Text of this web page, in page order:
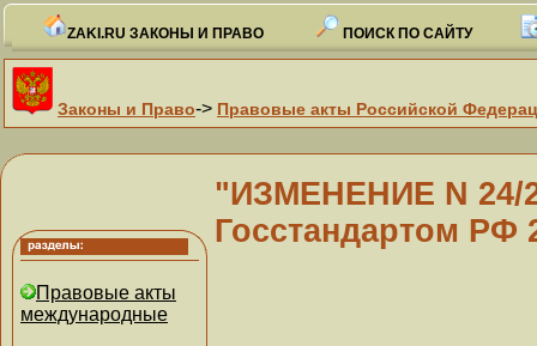
ZAKI.RU ЗАКОНЫ И ПРАВО ПОИСК ПО САЙТУ
Законы и Право-> Правовые акты Российской
Правовые акты
международные
"ИЗМЕНЕНИЕ N 24/
Госстандартом РФ